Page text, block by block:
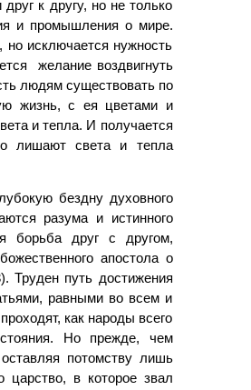
к другу, но не только
и промышления о мире.
но исключается нужность
желание воздвигнуть
людям существовать по
жизнь, с ея цветами и
и тепла. И получается
лишают света и тепла
бездну духовного
разума и истинного
борьба друг с другом,
апостола о
Труден путь достижения
равными во всем и
как народы всего
Но прежде, чем
потомству лишь
царство, в которое звал